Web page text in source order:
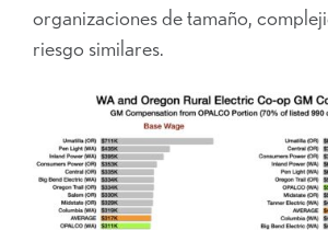
organizaciones de tamaño,
riesgo similares.